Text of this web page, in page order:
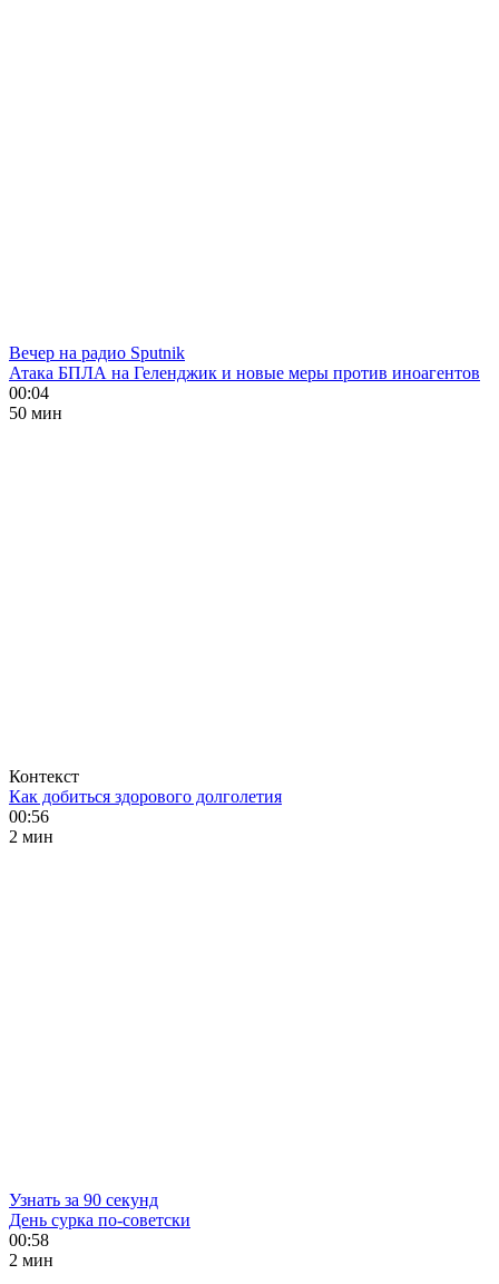
Вечер на радио Sputnik
Атака БПЛА на Геленджик и новые меры против иноагентов
00:04
50 мин
Контекст
Как добиться здорового долголетия
00:56
2 мин
Узнать за 90 секунд
День сурка по-советски
00:58
2 мин